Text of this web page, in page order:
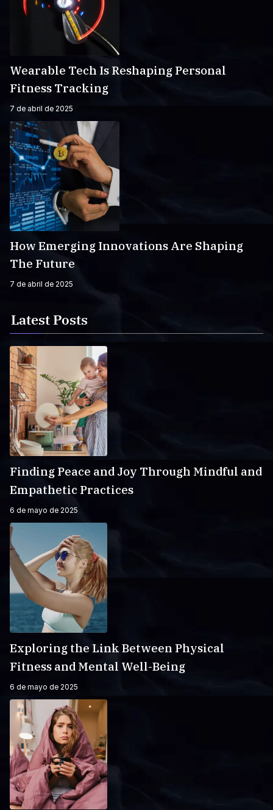
Wearable Tech Is Reshaping Personal
Fitness Tracking
7 de abril de 2025
How Emerging Innovations Are Shaping
The Future
7 de abril de 2025
Latest Posts
Finding Peace and Joy Through Mindful and
Empathetic Practices
6 de mayo de 2025
Exploring the Link Between Physical
Fitness and Mental Well-Being
6 de mayo de 2025